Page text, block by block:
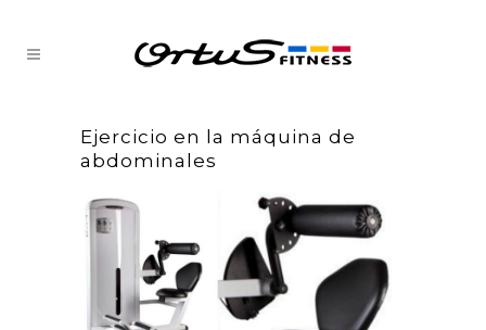
Ejercicio en la máquina de
abdominales